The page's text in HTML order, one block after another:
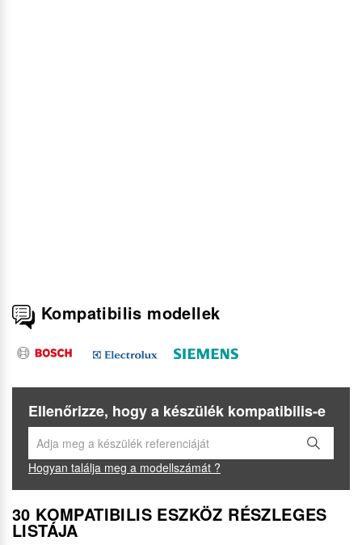
Kompatibilis modellek
Ellenőrizze, hogy a készülék kompatibilis-e
Hogyan találja meg a modellszámát ?
30 KOMPATIBILIS ESZKÖZ RÉSZLEGES
LISTÁJA